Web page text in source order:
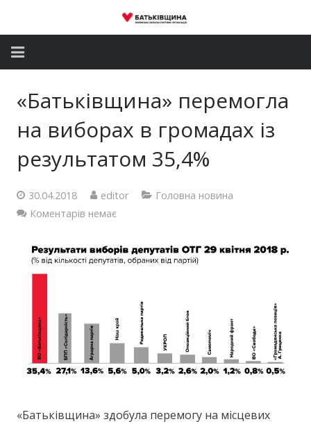
Громадські приймальні
Контакти
«Батьківщина» перемогла
на виборах в громадах із
результатом 35,4%
30.04.2018 editor
Головна новина
Коментарів немає
«Батьківщина» здобула перемогу на місцевих